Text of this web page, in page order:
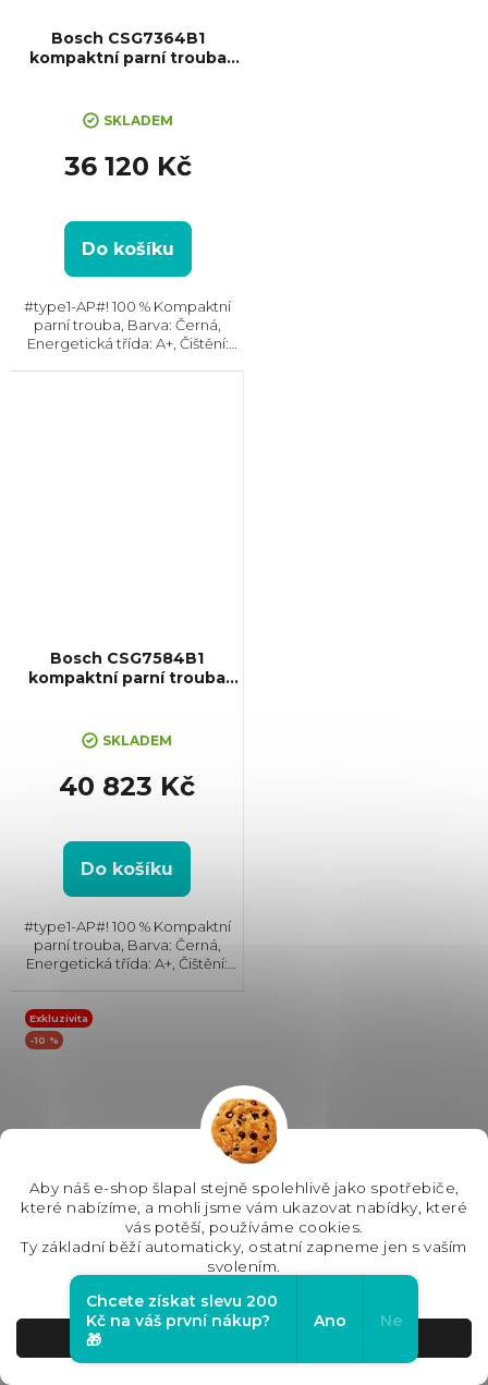
Aby náš e-shop šlapal stejně spolehlivě jako spotřebiče,
které nabízíme, a mohli jsme vám ukazovat nabídky, které
vás potěší, používáme cookies.
Ty základní běží automaticky, ostatní zapneme jen s vaším
svolením.
Nastavení
Bosch CSG7364B1
kompaktní parní trouba
SKLADEM
36 120 Kč
Do košíku
#type1-AP#! 100 % Kompaktní
parní trouba, Barva: Černá,
Energetická třída: A+, Čištění:
Bosch CSG7584B1
kompaktní parní trouba
SKLADEM
40 823 Kč
Do košíku
#type1-AP#! 100 % Kompaktní
parní trouba, Barva: Černá,
Energetická třída: A+, Čištění:
3300 W, Gril , Rozměry
(VxŠxH):455x594x548 mm,...
Exkluzivita
-10 %
Siemens CS736G1B1
kompaktní parní trouba
iQ700
+ Sleva 10% při zadání kódu
"SLEVA10"
SKLADEM
Chcete získat slevu 200
Kč na váš první nákup?
🎁
Ano Ne